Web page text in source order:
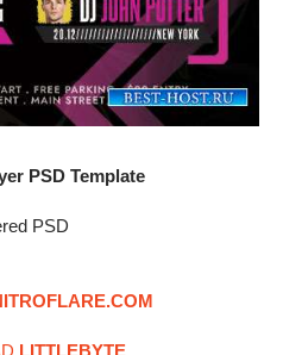
PSD Template
PSD
LITTLEBYTE